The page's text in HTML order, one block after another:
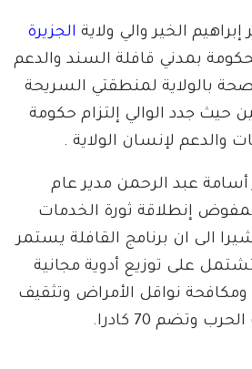
الخير والي ولاية الجزيرة
بمدني قافلة السند والدعم
بالولاية لمنطقتي السريحة
حيث جدد الوالي إلتزام حكومة
والدعم لإنسان الولاية .
أسامة عبد الرحمن مدير عام
إنطلاقة ثورة الخدمات
الى ان برنامج القافلة يستمر
تشتمل على توزيع أدوية مجانية
نواقل الأمراض وتثقيف
وتضم 70 كادرا.